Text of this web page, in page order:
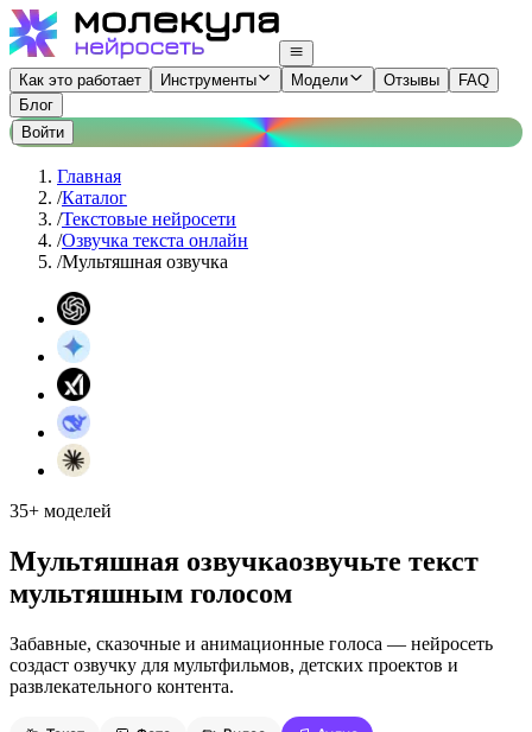
Как это работает Инструменты Модели Отзывы
FAQ
Блог
Войти
Главная
/Каталог
/Текстовые нейросети
/Озвучка текста онлайн
/Мультяшная озвучка
35+ моделей
Мультяшная озвучкаозвучьте текст
мультяшным голосом
Забавные, сказочные и анимационные голоса — нейросеть
создаст озвучку для мультфильмов, детских проектов и
развлекательного контента.